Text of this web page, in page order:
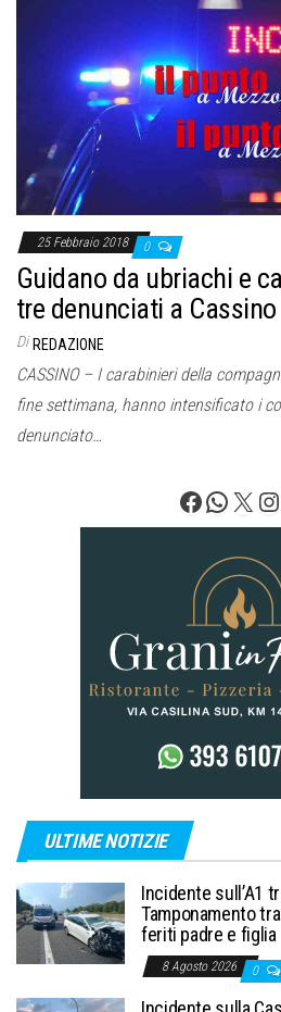
25 Febbraio 2018 0
Guidano da ubriachi e
tre denunciati a Cassino
Di REDAZIONE
CASSINO – I carabinieri della
fine settimana, hanno intensificato i
denunciato…
Facebook
X
ULTIME NOTIZIE
Incidente sull’A1
Tamponamento
feriti padre e figlia
8 Agosto 2026 0